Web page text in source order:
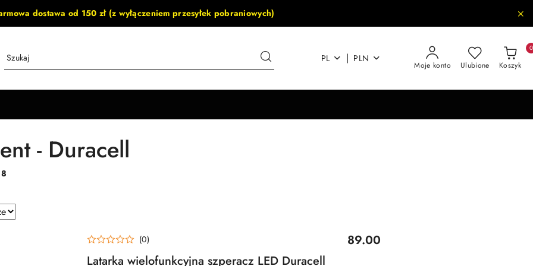
dostawa od 150 zł (z wyłączeniem przesyłek pobraniowych)
PL | PLN
Moje konto Ulubione Koszyk
0
- Duracell
8
Latarka wielofunkcyjna szperacz LED Duracell
(0) Cena:
89.00